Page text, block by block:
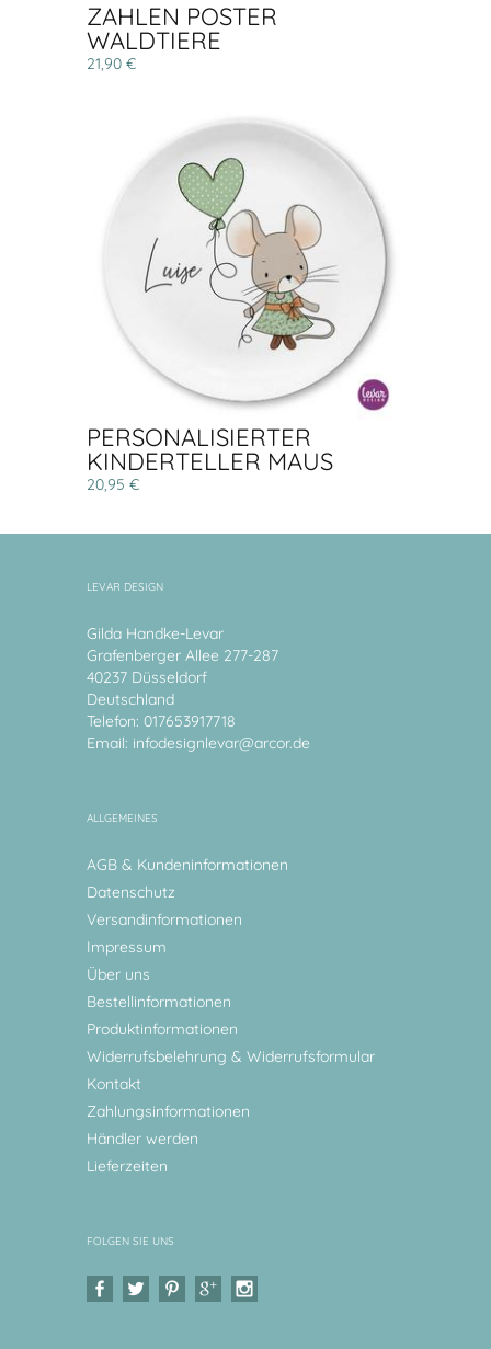
ZAHLEN POSTER
WALDTIERE
21,90 €
PERSONALISIERTER
KINDERTELLER MAUS
20,95 €
LEVAR DESIGN
Gilda Handke-Levar
Grafenberger Allee 277-287
40237 Düsseldorf
Deutschland
Telefon: 017653917718
Email: infodesignlevar@arcor.de
ALLGEMEINES
AGB & Kundeninformationen
Datenschutz
Versandinformationen
Impressum
Über uns
Bestellinformationen
Produktinformationen
Widerrufsbelehrung & Widerrufsformular
Kontakt
Zahlungsinformationen
Händler werden
Lieferzeiten
FOLGEN SIE UNS